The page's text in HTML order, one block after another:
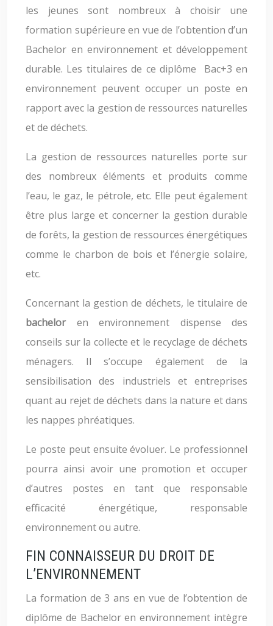
les jeunes sont nombreux à choisir une
formation supérieure en vue de l’obtention d’un
Bachelor en environnement et développement
durable. Les titulaires de ce diplôme Bac+3 en
environnement peuvent occuper un poste en
rapport avec la gestion de ressources naturelles
et de déchets.
La gestion de ressources naturelles porte sur
des nombreux éléments et produits comme
l’eau, le gaz, le pétrole, etc. Elle peut également
être plus large et concerner la gestion durable
de forêts, la gestion de ressources énergétiques
comme le charbon de bois et l’énergie solaire,
etc.
Concernant la gestion de déchets, le titulaire de
bachelor en environnement dispense des
conseils sur la collecte et le recyclage de déchets
ménagers. Il s’occupe également de la
sensibilisation des industriels et entreprises
quant au rejet de déchets dans la nature et dans
les nappes phréatiques.
Le poste peut ensuite évoluer. Le professionnel
pourra ainsi avoir une promotion et occuper
d’autres postes en tant que responsable
efficacité énergétique, responsable
environnement ou autre.
FIN CONNAISSEUR DU DROIT DE
L’ENVIRONNEMENT
La formation de 3 ans en vue de l’obtention de
diplôme de Bachelor en environnement intègre